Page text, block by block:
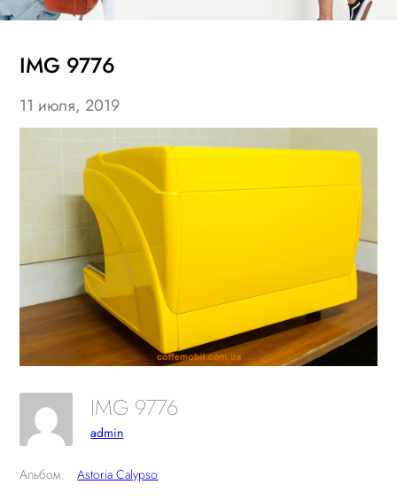
IMG 9776
11 июля, 2019
IMG 9776
admin
Альбом: Astoria Calypso